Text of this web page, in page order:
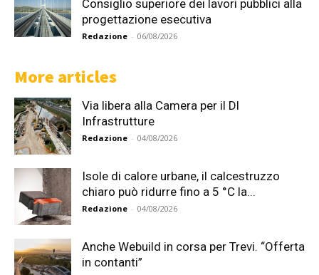
Consiglio superiore dei lavori pubblici alla
progettazione esecutiva
Redazione - 06/08/2026
More articles
Via libera alla Camera per il Dl
Infrastrutture
Redazione - 04/08/2026
Isole di calore urbane, il calcestruzzo
chiaro può ridurre fino a 5 °C la...
Redazione - 04/08/2026
Anche Webuild in corsa per Trevi. “Offerta
in contanti”